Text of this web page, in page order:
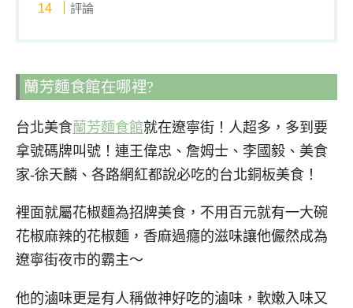
評論
蘭芳麵食館在哪裡?
台北美食蘭芳麵食館就在遼寧街！人超多，多到要
拿號碼牌叫號！連王偉忠、詹姆士、李國毅、美食
家-徐天麟、各路網紅都說必吃的台北銅板美食！
裡面就屬花椒麵為招牌美食，不用百元就有一大碗
花椒麻辣的花椒麵，香麻過癮的滋味讓他儼然成為
遼寧街夜市的霸主～
他的滷味更是有人稱做神好吃的滷味，軟嫩入味又